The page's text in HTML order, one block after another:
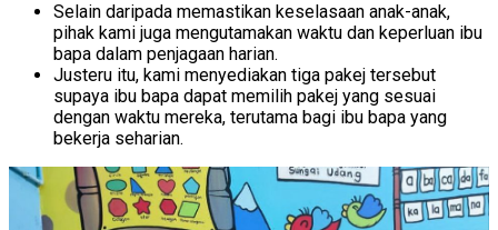
Selain daripada memastikan keselasaan anak-anak,
pihak kami juga mengutamakan waktu dan keperluan ibu
bapa dalam penjagaan harian.
Justeru itu, kami menyediakan tiga pakej tersebut
supaya ibu bapa dapat memilih pakej yang sesuai
dengan waktu mereka, terutama bagi ibu bapa yang
bekerja seharian.